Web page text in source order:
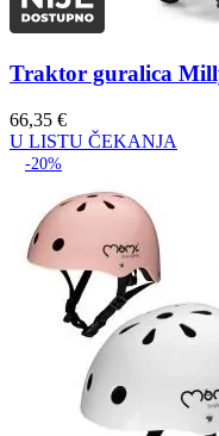
Traktor guralica
66,35 €
U LISTU ČEKANJA
-20%